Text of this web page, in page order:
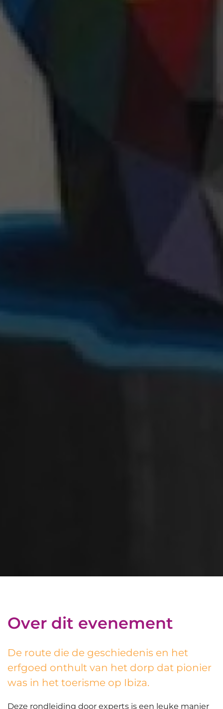
Over dit evenement
De route die de geschiedenis en het
erfgoed onthult van het dorp dat pionier
was in het toerisme op Ibiza.
Deze rondleiding door experts is een leuke manier